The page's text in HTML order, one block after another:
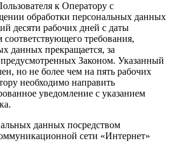
к Оператору с
обработки персональных данных
десяти рабочих дней с даты
требования,
данных прекращается, за
Законом. Указанный
но не более чем на пять рабочих
необходимо направить
уведомление с указанием
данных посредством
сети «Интернет»